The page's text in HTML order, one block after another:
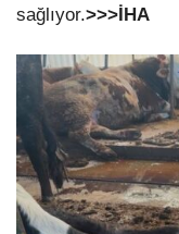
sağlıyor.>>>İHA